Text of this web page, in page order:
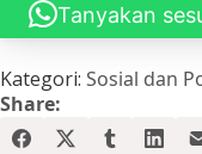
Tanyakan
Kategori: Sosial dan
Share: